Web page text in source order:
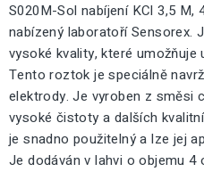
S020M-Sol nabíjení KCl 3,5
nabízený laboratoří Sensorex.
vysoké kvality, které
Tento roztok je speciálně
elektrody. Je vyroben z směsi
vysoké čistoty a dalších
je snadno použitelný a lze jej
Je dodáván v lahvi o objemu